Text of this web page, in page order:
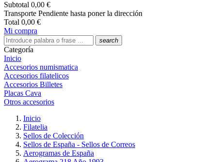
Subtotal 0,00 €
Transporte Pendiente hasta poner la dirección
Total 0,00 €
Mi compra
search
Categoría
Inicio
Accesorios numismatica
Accesorios filatelicos
Accesorios Billetes
Placas Cava
Otros accesorios
Inicio
Filatelia
Sellos de Colección
Sellos de España - Sellos de Correos
Aerogramas de España